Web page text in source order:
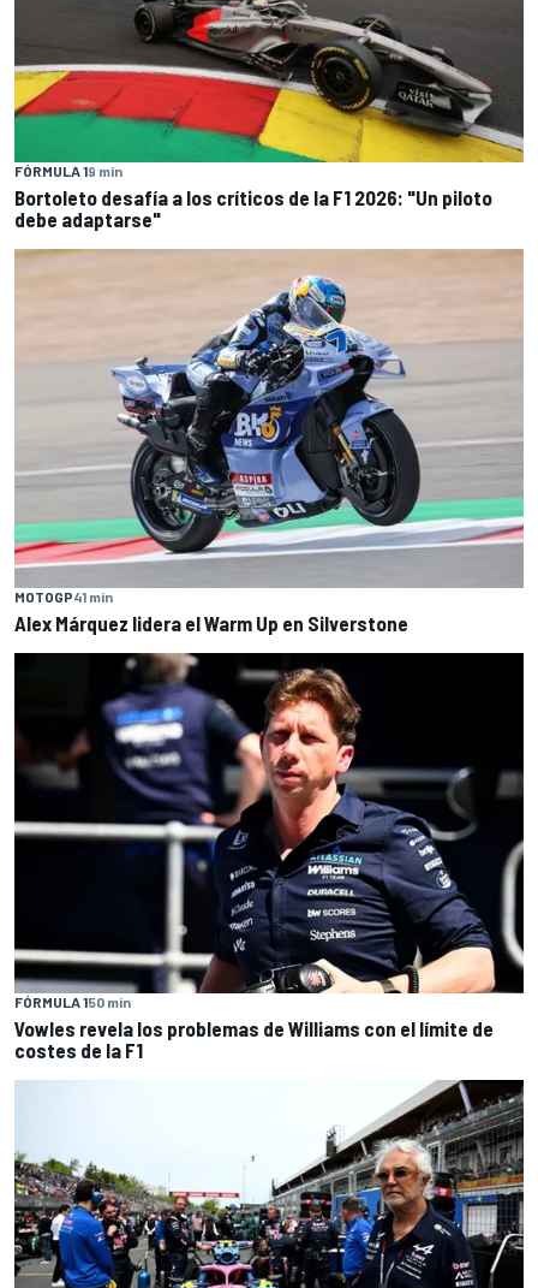
FÓRMULA 19 min
Bortoleto desafía a los críticos de la F1 2026: "Un piloto
debe adaptarse"
MOTOGP41 min
Alex Márquez lidera el Warm Up en Silverstone
FÓRMULA 150 min
Vowles revela los problemas de Williams con el límite de
costes de la F1